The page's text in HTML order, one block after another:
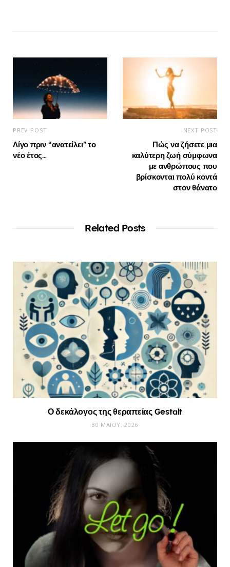
PREV POST
Λίγο πριν “ανατείλει” το
νέο έτος…
NEXT POST
Πώς να ζήσετε μια
καλύτερη ζωή σύμφωνα
με ανθρώπους που
βρίσκονται πολύ κοντά
στον θάνατο
Related Posts
Ο δεκάλογος της θεραπείας Gestalt
30 ΜΑΪ́ΟΥ, 2026